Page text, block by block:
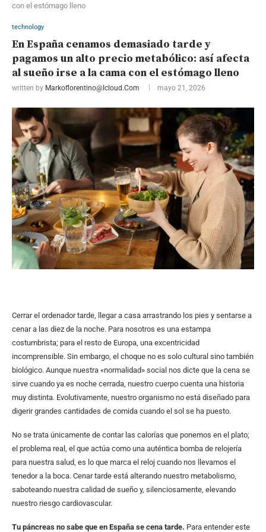
con el estómago lleno
technology
En España cenamos demasiado tarde y
pagamos un alto precio metabólico: así afecta
al sueño irse a la cama con el estómago lleno
written by Markoflorentino@icloud.com mayo 21, 2026
Cerrar el ordenador tarde, llegar a casa arrastrando los pies y sentarse a
cenar a las diez de la noche. Para nosotros es una estampa
costumbrista; para el resto de Europa, una excentricidad
incomprensible. Sin embargo, el choque no es solo cultural sino también
biológico. Aunque nuestra «normalidad» social nos dicte que la cena se
sirve cuando ya es noche cerrada, nuestro cuerpo cuenta una historia
muy distinta. Evolutivamente, nuestro organismo no está diseñado para
digerir grandes cantidades de comida cuando el sol se ha puesto.
No se trata únicamente de contar las calorías que ponemos en el plato;
el problema real, el que actúa como una auténtica bomba de relojería
para nuestra salud, es lo que marca el reloj cuando nos llevamos el
tenedor a la boca. Cenar tarde está alterando nuestro metabolismo,
saboteando nuestra calidad de sueño y, silenciosamente, elevando
nuestro riesgo cardiovascular.
Tu páncreas no sabe que en España se cena tarde. Para entender este